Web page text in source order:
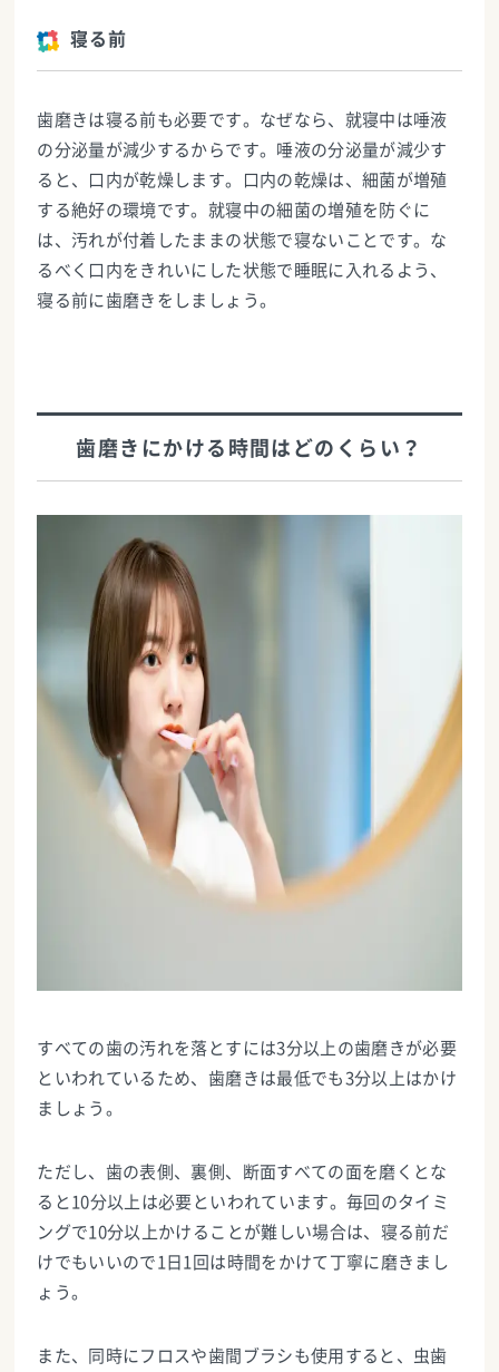
寝る前
歯磨きは寝る前も必要です。なぜなら、就寝中は唾液
の分泌量が減少するからです。唾液の分泌量が減少す
ると、口内が乾燥します。口内の乾燥は、細菌が増殖
する絶好の環境です。就寝中の細菌の増殖を防ぐに
は、汚れが付着したままの状態で寝ないことです。な
るべく口内をきれいにした状態で睡眠に入れるよう、
寝る前に歯磨きをしましょう。
歯磨きにかける時間はどのくらい？
すべての歯の汚れを落とすには3分以上の歯磨きが必要
といわれているため、歯磨きは最低でも3分以上はかけ
ましょう。
ただし、歯の表側、裏側、断面すべての面を磨くとな
ると10分以上は必要といわれています。毎回のタイミ
ングで10分以上かけることが難しい場合は、寝る前だ
けでもいいので1日1回は時間をかけて丁寧に磨きまし
ょう。
また、同時にフロスや歯間ブラシも使用すると、虫歯